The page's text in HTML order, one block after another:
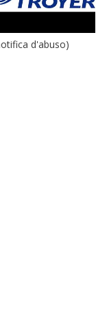
d'abuso)